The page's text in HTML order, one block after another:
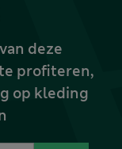
deze
profiteren,
op kleding